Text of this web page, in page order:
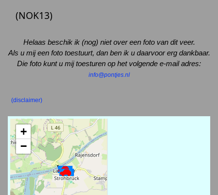
(NOK13)
Helaas beschik ik (nog) niet over een foto van dit veer.
Als u mij een foto toestuurt, dan ben ik u daarvoor erg dankbaar.
Die foto kunt u mij toesturen op het volgende e-mail adres:
info@pontjes.nl
(disclaimer)
+
−